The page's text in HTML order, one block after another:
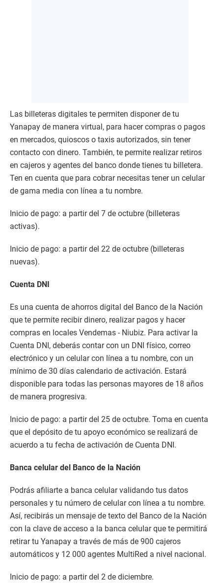
Las billeteras digitales te permiten disponer de tu
Yanapay de manera virtual, para hacer compras o pagos
en mercados, quioscos o taxis autorizados, sin tener
contacto con dinero. También, te permite realizar retiros
en cajeros y agentes del banco donde tienes tu billetera.
Ten en cuenta que para cobrar necesitas tener un celular
de gama media con línea a tu nombre.
Inicio de pago: a partir del 7 de octubre (billeteras
activas).
Inicio de pago: a partir del 22 de octubre (billeteras
nuevas).
Cuenta DNI
Es una cuenta de ahorros digital del Banco de la Nación
que te permite recibir dinero, realizar pagos y hacer
compras en locales Vendemas - Niubiz. Para activar la
Cuenta DNI, deberás contar con un DNI físico, correo
electrónico y un celular con línea a tu nombre, con un
mínimo de 30 días calendario de activación. Estará
disponible para todas las personas mayores de 18 años
de manera progresiva.
Inicio de pago: a partir del 25 de octubre. Toma en cuenta
que el depósito de tu apoyo económico se realizará de
acuerdo a tu fecha de activación de Cuenta DNI.
Banca celular del Banco de la Nación
Podrás afiliarte a banca celular validando tus datos
personales y tu número de celular con línea a tu nombre.
Así, recibirás un mensaje de texto del Banco de la Nación
con la clave de acceso a la banca celular que te permitirá
retirar tu Yanapay a través de más de 900 cajeros
automáticos y 12 000 agentes MultiRed a nivel nacional.
Inicio de pago: a partir del 2 de diciembre.